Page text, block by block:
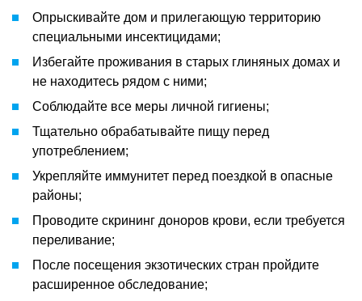
Опрыскивайте дом и прилегающую территорию
специальными инсектицидами;
Избегайте проживания в старых глиняных домах и
не находитесь рядом с ними;
Соблюдайте все меры личной гигиены;
Тщательно обрабатывайте пищу перед
употреблением;
Укрепляйте иммунитет перед поездкой в опасные
районы;
Проводите скрининг доноров крови, если требуется
переливание;
После посещения экзотических стран пройдите
расширенное обследование;